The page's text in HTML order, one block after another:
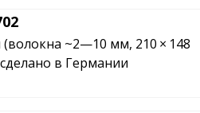
(волокна ~2—10 мм, 210 × 148
в Германии